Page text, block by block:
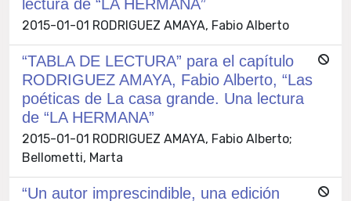
lectura de “LA HERMANA”
2015-01-01 RODRIGUEZ AMAYA, Fabio Alberto
“TABLA DE LECTURA” para el capítulo
RODRIGUEZ AMAYA, Fabio Alberto, “Las
poéticas de La casa grande. Una lectura
de “LA HERMANA”
2015-01-01 RODRIGUEZ AMAYA, Fabio Alberto;
Bellometti, Marta
“Un autor imprescindible, una edición